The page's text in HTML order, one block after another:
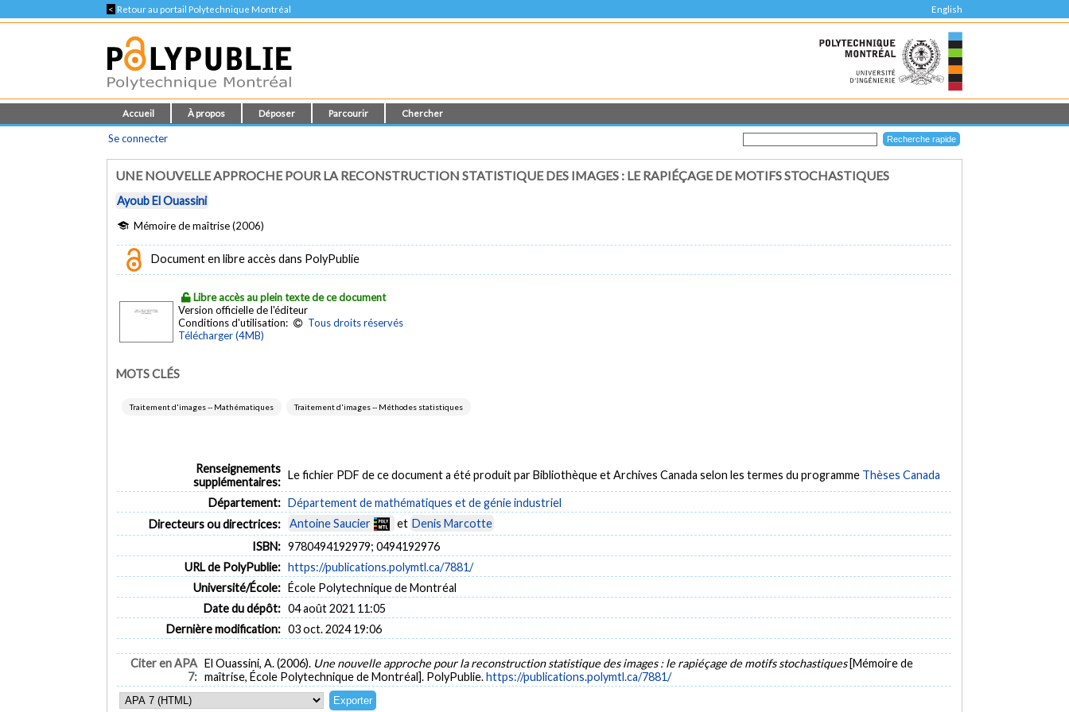
< Retour au portail Polytechnique Montréal English
Accueil À propos Déposer Parcourir Chercher
Se connecter
UNE NOUVELLE APPROCHE POUR LA RECONSTRUCTION STATISTIQUE DES IMAGES : LE RAPIÉÇAGE DE MOTIFS STOCHASTIQUES
Ayoub El Ouassini
Mémoire de maîtrise (2006)
Document en libre accès dans PolyPublie
Libre accès au plein texte de ce document
Version officielle de l'éditeur
Conditions d'utilisation:
Tous droits réservés
Télécharger (4MB)
MOTS CLÉS
Traitement d'images -- Mathématiques Traitement d'images -- Méthodes statistiques
Renseignements
supplémentaires:
Le fichier PDF de ce document a été produit par Bibliothèque et Archives Canada selon les termes du programme Thèses Canada
Département: Département de mathématiques et de génie industriel
Directeurs ou directrices:
Antoine Saucier et Denis Marcotte
ISBN: 9780494192979; 0494192976
URL de PolyPublie: https://publications.polymtl.ca/7881/
Université/École: École Polytechnique de Montréal
Date du dépôt: 04 août 2021 11:05
Dernière modification: 03 oct. 2024 19:06
Citer en APA
7:
El Ouassini, A. (2006). Une nouvelle approche pour la reconstruction statistique des images : le rapiéçage de motifs stochastiques [Mémoire de
maîtrise, École Polytechnique de Montréal]. PolyPublie.https://publications.polymtl.ca/7881/